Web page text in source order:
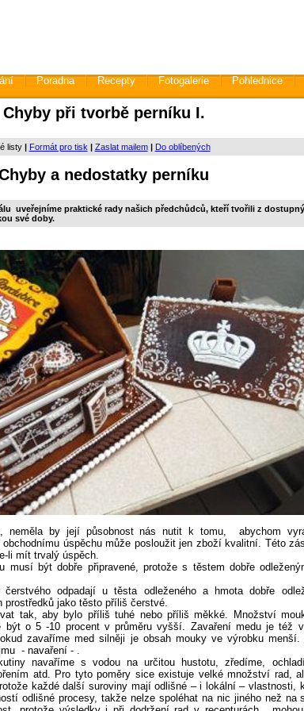
Poradna Recepty Fotogalerie Pohlednice
Chyby při tvorbě perníku I.
listy | Formát pro tisk | Zaslat mailem | Do oblíbených
a nedostatky perníku
uveřejníme praktické rady našich předchůdců, kteří tvořili z
své doby.
neměla by její působnost nás nutit k tomu, abychom
úspěchu může posloužit jen zboží kvalitní. Této
li mít trvalý úspěch.
musí být dobře připravené, protože s těstem dobře
odpadají u těsta odleženého a hmota dobře
prostředků jako těsto příliš čerstvé.
tak, aby bylo příliš tuhé nebo příliš měkké. Množství
být o 5 -10 procent v průměru vyšší. Zavaření medu je též
zavaříme med silněji je obsah mouky ve výrobku menší.
- navaření - .
navaříme s vodou na určitou hustotu, zředíme,
atd. Pro tyto poměry sice existuje velké množství rad,
každé další suroviny mají odlišné – i lokální – vlastnosti,
odlišné procesy, takže nelze spoléhat na nic jiného než na